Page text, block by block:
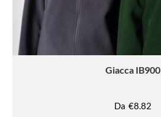
Giacca IB900
Da €8.82